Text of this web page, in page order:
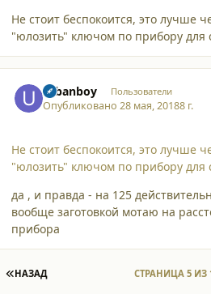
Не стоит беспокоится, это лучше
"юлозить" ключом по прибору для
urbanboy Пользователи
Опубликовано28 мая, 20188 г.
Не стоит беспокоится, это лучше
"юлозить" ключом по прибору для
да , и правда - на 125
вообще заготовкой мотаю на
прибора
ПЕРВАЯ СТРАНИЦА
НАЗАД СТРАНИЦА 5 ИЗ